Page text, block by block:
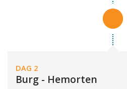
DAG 2
Burg - Hemorten